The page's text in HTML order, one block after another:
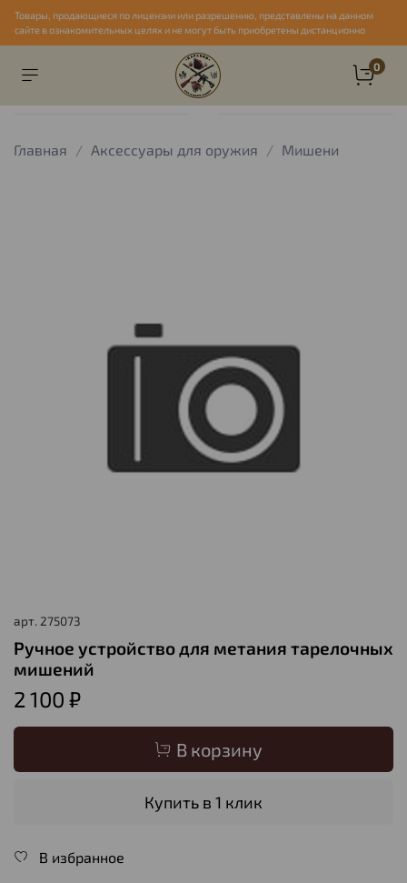
Товары, продающиеся по лицензии или разрешению, представлены на данном
сайте в ознакомительных целях и не могут быть приобретены дистанционно
0
Главная Аксессуары для оружия Мишени
арт. 275073
Ручное устройство для метания тарелочных
мишений
2 100 ₽
В корзину
Купить в 1 клик
В избранное